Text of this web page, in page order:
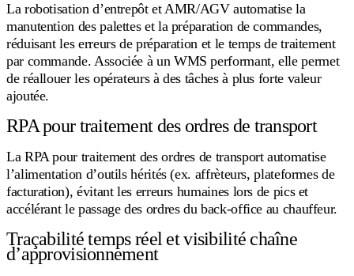
La robotisation d’entrepôt et AMR/AGV automatise la
manutention des palettes et la préparation de commandes,
réduisant les erreurs de préparation et le temps de traitement
par commande. Associée à un WMS performant, elle permet
de réallouer les opérateurs à des tâches à plus forte valeur
ajoutée.
RPA pour traitement des ordres de transport
La RPA pour traitement des ordres de transport automatise
l’alimentation d’outils hérités (ex. affrèteurs, plateformes de
facturation), évitant les erreurs humaines lors de pics et
accélérant le passage des ordres du back-office au chauffeur.
Traçabilité temps réel et visibilité chaîne
d’approvisionnement